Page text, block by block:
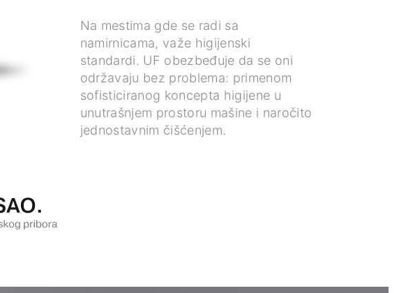
Na mestima gde se radi sa
namirnicama, važe higijenski
standardi. UF obezbeđuje da se oni
održavaju bez problema: primenom
sofisticiranog koncepta higijene u
unutrašnjem prostoru mašine i naročito
jednostavnim čišćenjem.